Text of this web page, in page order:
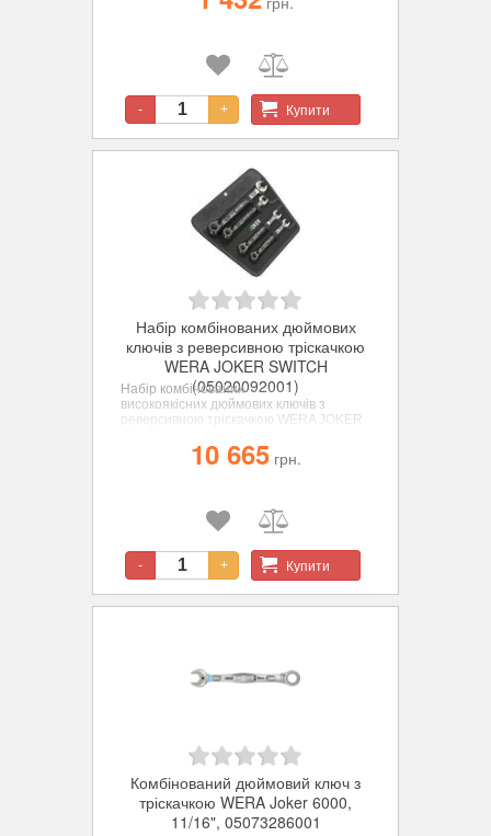
- + Купити
Набір комбінованих дюймових
ключів з реверсивною тріскачкою
WERA JOKER SWITCH
(05020092001)
Набір комбінованих
високоякісних дюймових ключів з
реверсивною тріскачкою WERA JOKER
перемикачем реверсу фірми Wera.
Набір містить 4 дюймові ключі у міцній
10 665грн.
- + Купити
Комбінований дюймовий ключ з
тріскачкою WERA Joker 6000,
11/16", 05073286001